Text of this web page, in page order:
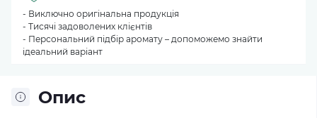
Опис
- Виключно оригінальна продукція
- Тисячі задоволених клієнтів
- Персональний підбір аромату – допоможемо знайти
ідеальний варіант